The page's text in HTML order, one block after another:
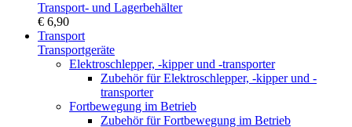
Transport- und Lagerbehälter
€ 6,90
Transport
Transportgeräte
Elektroschlepper, -kipper und -transporter
Zubehör für Elektroschlepper, -kipper und -
transporter
Fortbewegung im Betrieb
Zubehör für Fortbewegung im Betrieb